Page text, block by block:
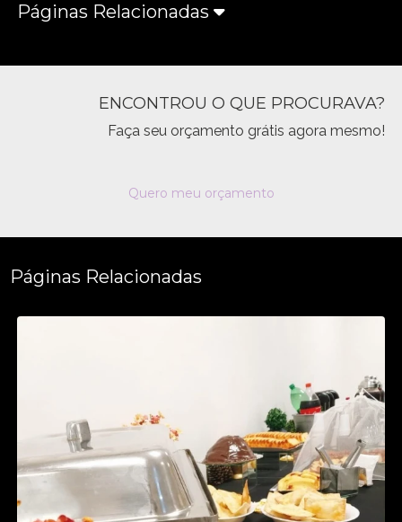
Páginas Relacionadas
ENCONTROU O QUE PROCURAVA?
Faça seu orçamento grátis agora mesmo!
Quero meu orçamento
Páginas Relacionadas